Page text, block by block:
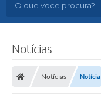
O que voce procura?
Notícias
Notícias Notícia